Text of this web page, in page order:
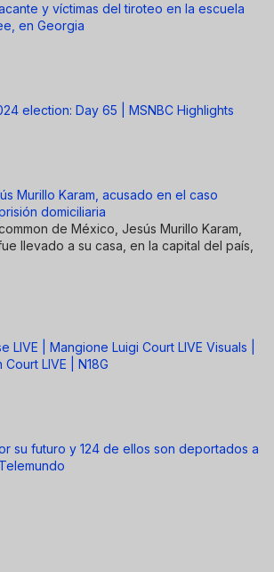
y víctimas del tiroteo en la escuela
en Georgia
election: Day 65 | MSNBC Highlights
Murillo Karam, acusado en el caso
domiciliaria
de México, Jesús Murillo Karam,
llevado a su casa, en la capital del país,
LIVE | Mangione Luigi Court LIVE Visuals |
LIVE | N18G
su futuro y 124 de ellos son deportados a